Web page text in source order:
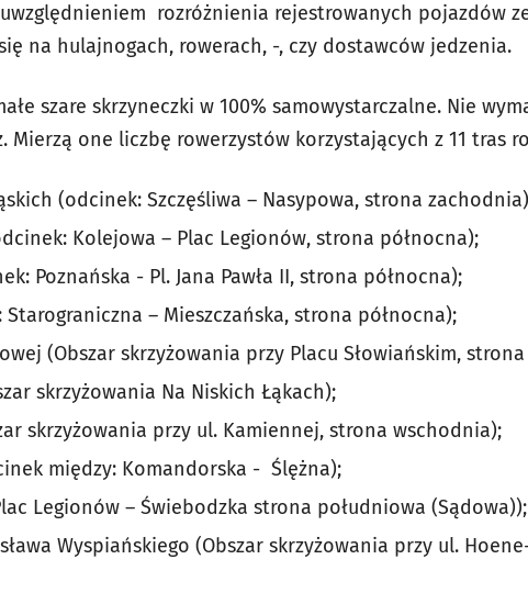
rozróżnienia rejestrowanych pojazdów
na hulajnogach, rowerach, -, czy dostawców jedzenia.
szare skrzyneczki w 100% samowystarczalne. Nie
Mierzą one liczbę rowerzystów korzystających z 11 tras
(odcinek: Szczęśliwa – Nasypowa, strona
Kolejowa – Plac Legionów, strona północna);
Poznańska - Pl. Jana Pawła II, strona północna);
Starograniczna – Mieszczańska, strona północna);
(Obszar skrzyżowania przy Placu Słowiańskim,
skrzyżowania Na Niskich Łąkach);
skrzyżowania przy ul. Kamiennej, strona wschodnia);
między: Komandorska - Ślężna);
Legionów – Świebodzka strona południowa (Sądowa));
Wyspiańskiego (Obszar skrzyżowania przy ul.